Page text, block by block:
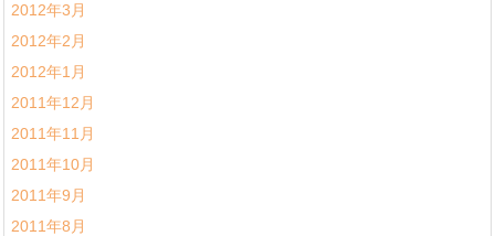
2012年3月
2012年2月
2012年1月
2011年12月
2011年11月
2011年10月
2011年9月
2011年8月